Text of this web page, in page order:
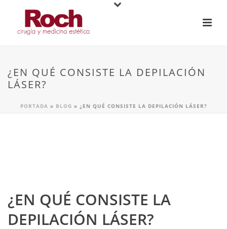
¿EN QUÉ CONSISTE LA DEPILACIÓN
LÁSER?
PORTADA » BLOG » ¿EN QUÉ CONSISTE LA DEPILACIÓN LÁSER?
¿EN QUÉ CONSISTE LA
DEPILACIÓN LÁSER?